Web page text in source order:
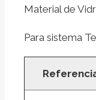
Material de
Para sistema